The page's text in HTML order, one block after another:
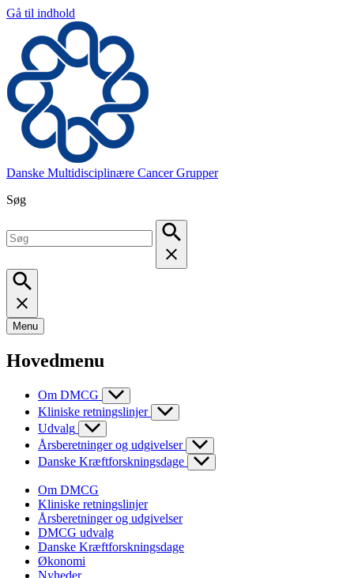
Gå til indhold
Danske Multidisciplinære Cancer Grupper
Søg
Menu
Hovedmenu
Om DMCG
Kliniske retningslinjer
Udvalg
Årsberetninger og udgivelser
Danske Kræftforskningsdage
Om DMCG
Kliniske retningslinjer
Årsberetninger og udgivelser
DMCG udvalg
Danske Kræftforskningsdage
Økonomi
Nyheder